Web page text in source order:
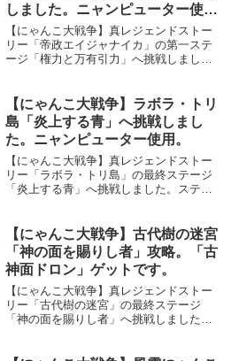
しました。ニャンピューター使
用。
【にゃんこ大戦争】真レジェンドストー
リー「帝政エイジャナイカ」の第一ステ
ージ「権力と万有引力」へ挑戦しまし
ころは、「コアラッキョ」の波動かなと
思いますが、沢山出てくる「ダチョウ同
好会」も手強いです。波動打消しキャラ
が活躍しました。
【にゃんこ大戦争】ラボラ・トリ
島「炎上する青」へ挑戦しまし
た。ニャンピューター使用。
【にゃんこ大戦争】真レジェンドストー
リー「ラボラ・トリ島」の最終ステージ
「炎上する青」へ挑戦しました。ステー
を撃ってくる城が登場します。メタルと
古代種が出てきますので、ここは、この
間進化させた「未来ネコ」の出番でしょ
うか。あと「メタルコアラッキョ」とい
う、波動を撃つメタルの敵も出てきま
す。
【にゃんこ大戦争】古代樹の迷宮
「神の面を賜りし者」攻略。「古
神面ドロン」ゲットです。
【にゃんこ大戦争】真レジェンドストー
リー「古代樹の迷宮」の最終ステージ
「神の面を賜りし者」へ挑戦しました。